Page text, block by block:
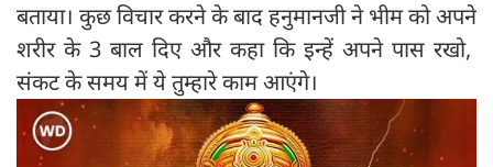
बताया। कुछ विचार करने के बाद हनुमानजी ने भीम को अपने
शरीर के 3 बाल दिए और कहा कि इन्हें अपने पास रखो,
संकट के समय में ये तुम्हारे काम आएंगे।